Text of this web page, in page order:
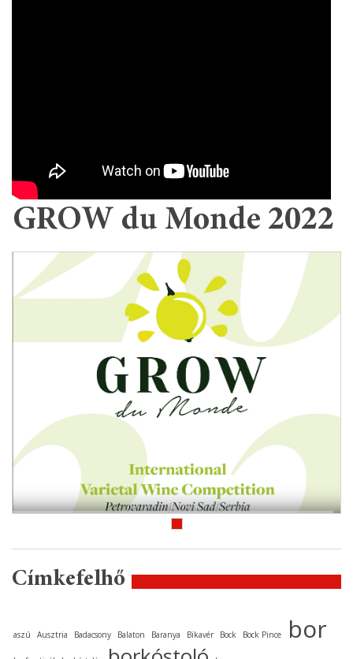
GROW du Monde 2022
Címkefelhő
aszú Ausztria Badacsony Balaton Baranya Bikavér Bock Bock Pince bor